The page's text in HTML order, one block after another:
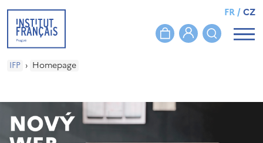
FR/CZ
IFP › Homepage